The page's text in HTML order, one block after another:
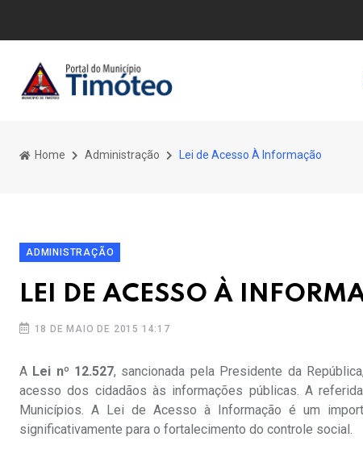
Home Administração Lei de Acesso À Informação
ADMINISTRAÇÃO
LEI DE ACESSO À
18 DE MAIO DE 2015 14:17
A Lei nº 12.527, sancionada pela Presidente da
acesso dos cidadãos às informações públicas. A
Municípios. A Lei de Acesso à Informação é um
significativamente para o fortalecimento do controle social.